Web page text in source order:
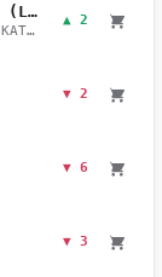
ΤΟ ΒΑΛΣ ΤΩΝ ΟΝΕΙΡΩΝ (LIVE)
ΜΠΑΚΟΥΛΗΣ ΔΗΜΗΤΡΗΣ & ΚΑΤΣΙΜΙΧΑ ΜΑΡΙΑΝΑ
▲ 2
▼ 2
▼ 6
▼ 3